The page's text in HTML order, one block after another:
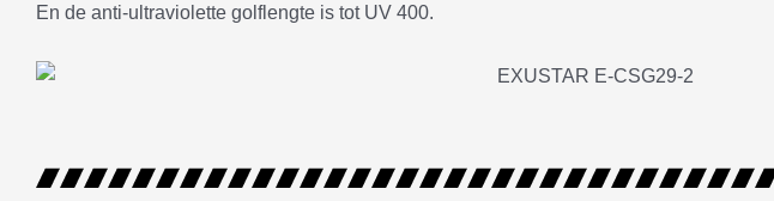
En de anti-ultraviolette golflengte is tot UV 400.